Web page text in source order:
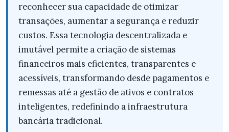
reconhecer sua capacidade de otimizar
transações, aumentar a segurança e reduzir
custos. Essa tecnologia descentralizada e
imutável permite a criação de sistemas
financeiros mais eficientes, transparentes e
acessíveis, transformando desde pagamentos e
remessas até a gestão de ativos e contratos
inteligentes, redefinindo a infraestrutura
bancária tradicional.